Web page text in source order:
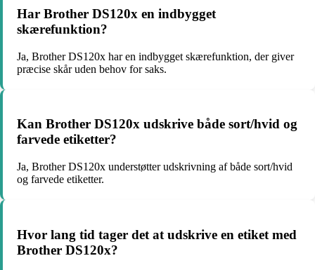
Har Brother DS120x en indbygget
skærefunktion?
Ja, Brother DS120x har en indbygget skærefunktion, der giver
præcise skår uden behov for saks.
Kan Brother DS120x udskrive både sort/hvid og
farvede etiketter?
Ja, Brother DS120x understøtter udskrivning af både sort/hvid
og farvede etiketter.
Hvor lang tid tager det at udskrive en etiket med
Brother DS120x?